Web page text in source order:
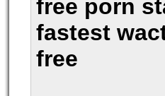
free porn
fastest
free